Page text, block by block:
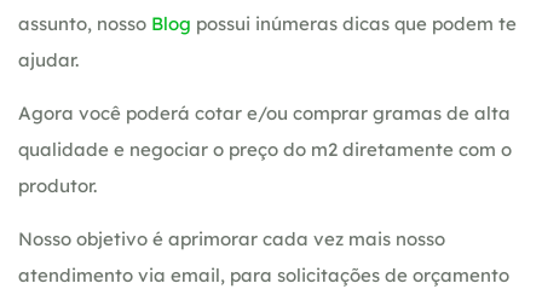
assunto, nosso Blog possui inúmeras dicas que podem te
ajudar.
Agora você poderá cotar e/ou comprar gramas de alta
qualidade e negociar o preço do m2 diretamente com o
produtor.
Nosso objetivo é aprimorar cada vez mais nosso
atendimento via email, para solicitações de orçamento